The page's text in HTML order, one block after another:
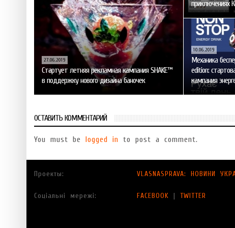
27.06.2019
Стартует летняя рекламная кампания SHAKE™
в поддержку нового дизайна баночек
приключениях
10.06.2019
Механика
edition:
кампания
ОСТАВИТЬ КОММЕНТАРИЙ
You must be logged in to post a comment.
Проекты: VLASNASPRAVA: НОВИНИ
Соціальні мережі: FACEBOOK | TWITTER